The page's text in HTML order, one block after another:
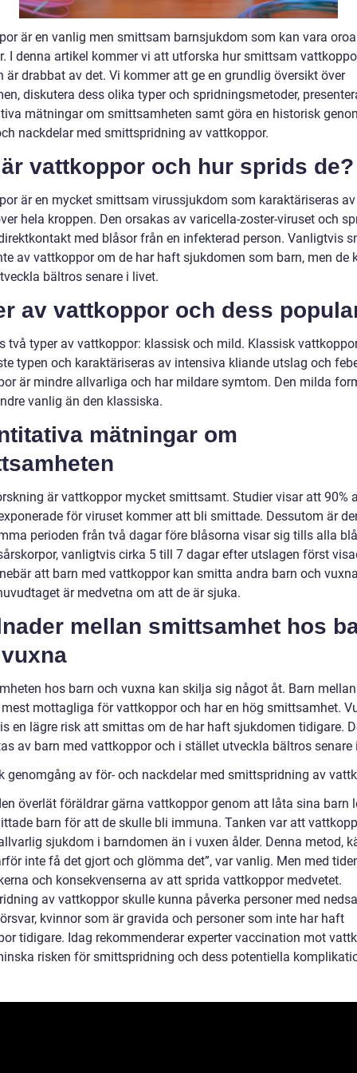
är en vanlig men smittsam barnsjukdom som kan vara
I denna artikel kommer vi att utforska hur smittsam
är drabbat av det. Vi kommer att ge en grundlig översikt över
diskutera dess olika typer och spridningsmetoder,
mätningar om smittsamheten samt göra en historisk
nackdelar med smittspridning av vattkoppor.
vattkoppor och hur sprids de?
är en mycket smittsam virussjukdom som karaktäriseras
hela kroppen. Den orsakas av varicella-zoster-viruset och
med blåsor från en infekterad person. Vanligtvis
av vattkoppor om de har haft sjukdomen som barn, men de
bältros senare i livet.
av vattkoppor och dess
två typer av vattkoppor: klassisk och mild. Klassisk
typen och karaktäriseras av intensiva kliande utslag och
är mindre allvarliga och har mildare symtom. Den milda
vanlig än den klassiska.
mätningar om
är vattkoppor mycket smittsamt. Studier visar att 90%
för viruset kommer att bli smittade. Dessutom är
perioden från två dagar före blåsorna visar sig tills alla
vanligtvis cirka 5 till 7 dagar efter utslagen först
att barn med vattkoppor kan smitta andra barn och
är medvetna om att de är sjuka.
mellan smittsamhet hos
hos barn och vuxna kan skilja sig något åt. Barn
mottagliga för vattkoppor och har en hög smittsamhet.
en lägre risk att smittas om de har haft sjukdomen tidigare.
av barn med vattkoppor och i stället utveckla bältros senare
genomgång av för- och nackdelar med smittspridning av
överlät föräldrar gärna vattkoppor genom att låta sina barn
barn för att de skulle bli immuna. Tanken var att
sjukdom i barndomen än i vuxen ålder. Denna metod,
inte få det gjort och glömma det”, var vanlig. Men med
och konsekvenserna av att sprida vattkoppor medvetet.
av vattkoppor skulle kunna påverka personer med
kvinnor som är gravida och personer som inte har haft
tidigare. Idag rekommenderar experter vaccination mot
risken för smittspridning och dess potentiella